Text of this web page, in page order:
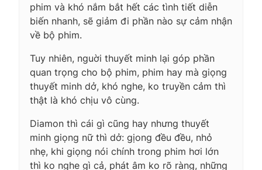
phim và khó nắm bắt hết các tình tiết diễn
biến nhanh, sẽ giảm đi phần nào sự cảm nhận
về bộ phim.
Tuy nhiên, nguời thuyết minh lại góp phần
quan trọng cho bộ phim, phim hay mà giọng
thuyết minh dở, khó nghe, ko truyền cảm thì
thật là khó chịu vô cùng.
Diamon thì cái gì cũng hay nhưng thuyết
minh giọng nữ thì dở: gịong đều đều, nhỏ
nhẹ, khi giọng nói chính trong phim hơi lớn
thì ko nghe gì cả, phát âm ko rõ ràng, những